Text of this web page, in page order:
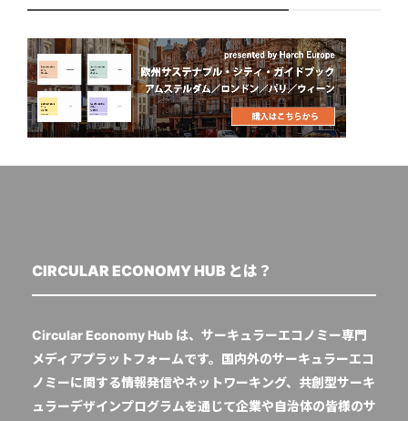
CIRCULAR ECONOMY HUB とは？
Circular Economy Hub は、サーキュラーエコノミー専門
メディアプラットフォームです。国内外のサーキュラーエコ
ノミーに関する情報発信やネットワーキング、共創型サーキ
ュラーデザインプログラムを通じて企業や自治体の皆様のサ